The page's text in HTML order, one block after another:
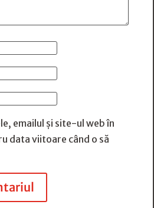
emailul și site-ul web în
data viitoare când o să